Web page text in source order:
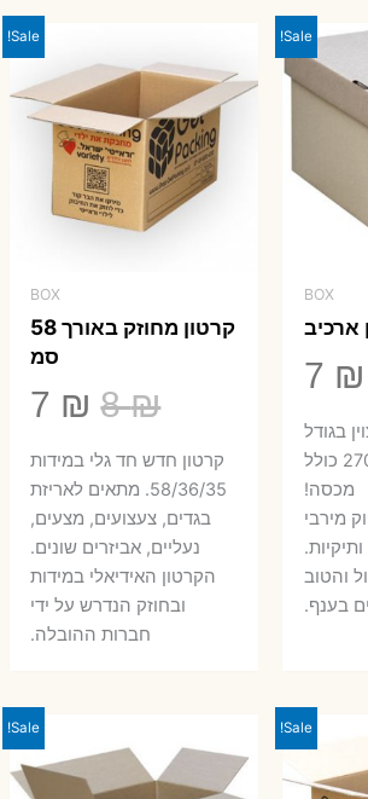
23 ₪.
Sale!
BOX
ארכיב
המחיר
המקורי
היה:
9 ₪.
7 ₪
הנוכחי
הוא:
בגודל
270X320X390 כולל
מכסה!
מירבי
והטוב
בענף.
Sale!
BOX
קרטון מחוזק באורך 58
סמ
8₪
היה:
8 ₪.
7 ₪
7 ₪.
קרטון חדש חד גלי במידות
58/36/35. מתאים לאריזת
בגדים, צעצועים, מצעים,
נעליים, אביזרים שונים.
הקרטון האידיאלי במידות
ובחוזק הנדרש על ידי
חברות ההובלה.
Sale!
Sale!